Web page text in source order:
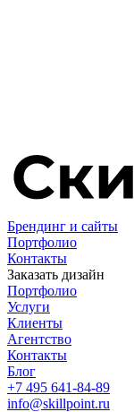
Брендинг и сайты
Портфолио
Контакты
Заказать дизайн
Портфолио
Услуги
Клиенты
Агентство
Контакты
Блог
+7 495 641-84-89
info@skillpoint.ru